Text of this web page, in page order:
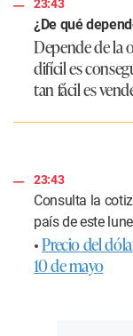
23:43
¿De qué
Depende de la
difícil es
tan fácil es
23:43
Consulta la
país de este
•Precio del
10 de mayo